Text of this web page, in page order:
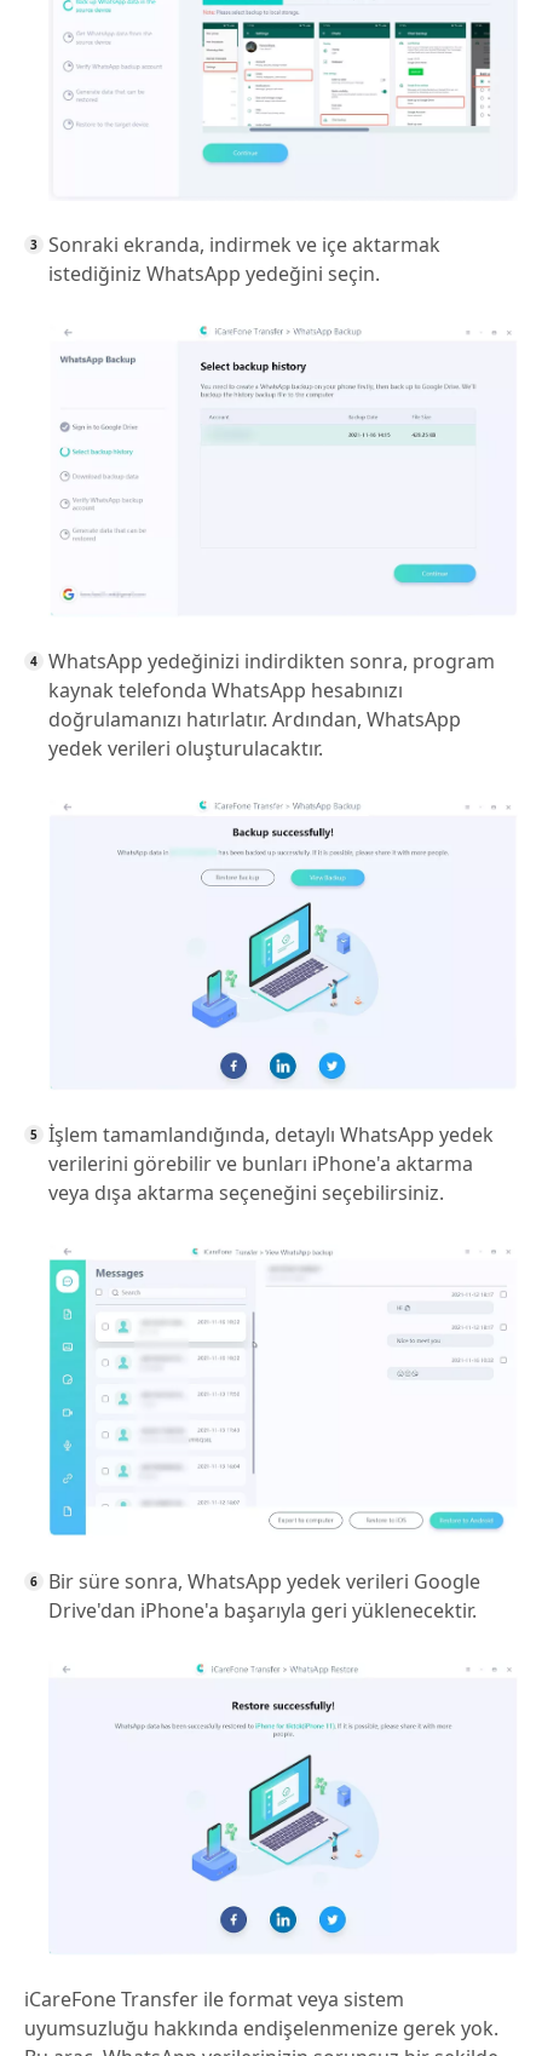
Sonraki ekranda, indirmek ve içe aktarmak
istediğiniz WhatsApp yedeğini seçin.
WhatsApp yedeğinizi indirdikten sonra, program
kaynak telefonda WhatsApp hesabınızı
doğrulamanızı hatırlatır. Ardından, WhatsApp
yedek verileri oluşturulacaktır.
İşlem tamamlandığında, detaylı WhatsApp yedek
verilerini görebilir ve bunları iPhone'a aktarma
veya dışa aktarma seçeneğini seçebilirsiniz.
Bir süre sonra, WhatsApp yedek verileri Google
Drive'dan iPhone'a başarıyla geri yüklenecektir.
iCareFone Transfer ile format veya sistem
uyumsuzluğu hakkında endişelenmenize gerek yok.